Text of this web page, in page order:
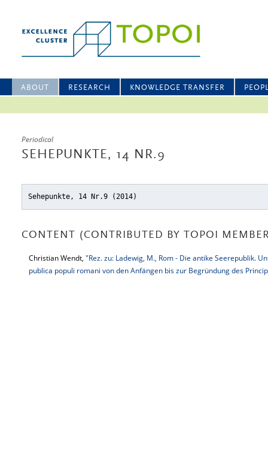
ABOUT RESEARCH KNOWLEDGE TRANSFER
Periodical
SEHEPUNKTE, 14 NR.9
Sehepunkte, 14 Nr.9 (2014)
CONTENT (CONTRIBUTED BY TOPOI
Christian Wendt, "Rez. zu: Ladewig, M., Rom - Die antike Seerepublik.
publica populi romani von den Anfängen bis zur Begründung des